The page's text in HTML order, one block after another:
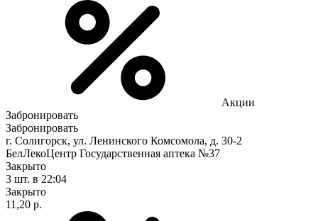
Акции
Забронировать
Забронировать
г. Солигорск, ул. Ленинского Комсомола, д. 30-2
БелЛекоЦентр Государственная аптека №37
Закрыто
3 шт. в 22:04
Закрыто
11,20 р.